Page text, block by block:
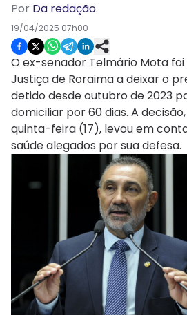
Por Da redação.
19/04/2025 07h00
O ex-senador Telmário Mota
Justiça de Roraima a deixar o
detido desde outubro de 2023
domiciliar por 60 dias. A
quinta-feira (17), levou em
saúde alegados por sua defesa.